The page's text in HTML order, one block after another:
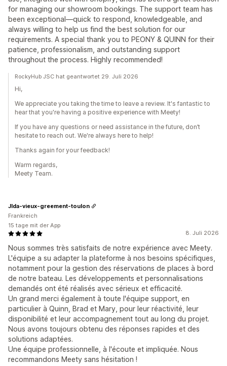
for managing our showroom bookings. The support team has
been exceptional—quick to respond, knowledgeable, and
always willing to help us find the best solution for our
requirements. A special thank you to PEONY & QUINN for their
patience, professionalism, and outstanding support
throughout the process. Highly recommended!
RockyHub JSC hat geantwortet 29. Juli 2026
Hi,
We appreciate you taking the time to leave a review. It's fantastic to
hear that you're having a positive experience with Meety!
If you have any questions or need assistance in the future, don’t
hesitate to reach out. We're always here to help!
Thanks again for your feedback!
Warm regards,
Meety Team.
8. Juli 2026
Nous sommes très satisfaits de notre expérience avec Meety.
L'équipe a su adapter la plateforme à nos besoins spécifiques,
notamment pour la gestion des réservations de places à bord
de notre bateau. Les développements et personnalisations
demandés ont été réalisés avec sérieux et efficacité.
Un grand merci également à toute l'équipe support, en
particulier à Quinn, Brad et Mary, pour leur réactivité, leur
disponibilité et leur accompagnement tout au long du projet.
Nous avons toujours obtenu des réponses rapides et des
solutions adaptées.
Une équipe professionnelle, à l'écoute et impliquée. Nous
recommandons Meety sans hésitation !
Jlda-vieux-greement-toulon
Frankreich
15 tage mit der App